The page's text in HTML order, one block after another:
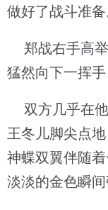
做好了战斗准备
郑战右手高举
猛然向下一挥手
双方几乎在他
王冬儿脚尖点
神蝶双翼伴随
淡淡的金色瞬间